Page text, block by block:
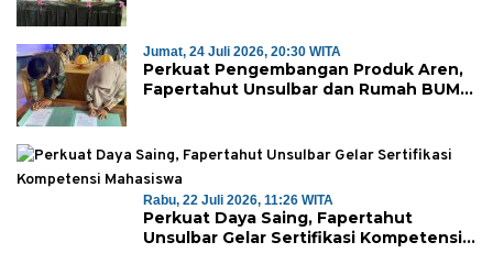
Jumat, 24 Juli 2026, 20:30 WITA
Perkuat Pengembangan Produk Aren,
Fapertahut Unsulbar dan Rumah BUMN
Rabu, 22 Juli 2026, 11:26 WITA
Perkuat Daya Saing, Fapertahut
Unsulbar Gelar Sertifikasi Kompetensi